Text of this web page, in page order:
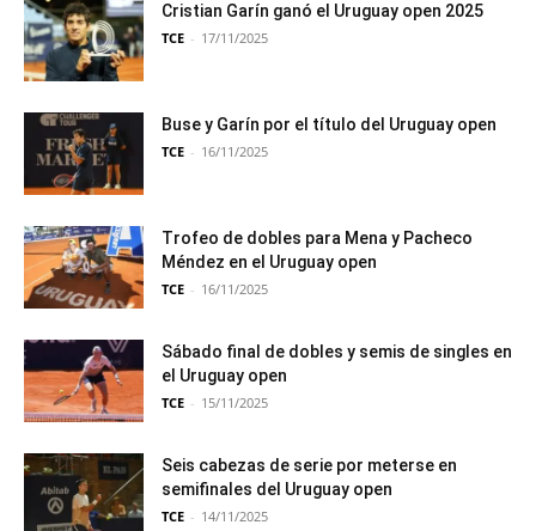
Cristian Garín ganó el Uruguay open 2025
TCE - 17/11/2025
Buse y Garín por el título del Uruguay open
TCE - 16/11/2025
Trofeo de dobles para Mena y Pacheco
Méndez en el Uruguay open
TCE - 16/11/2025
Sábado final de dobles y semis de singles en
el Uruguay open
TCE - 15/11/2025
Seis cabezas de serie por meterse en
semifinales del Uruguay open
TCE - 14/11/2025